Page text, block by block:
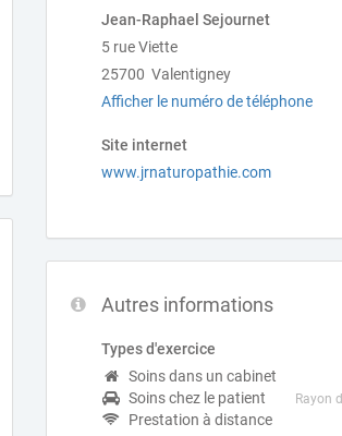
Jean-Raphael Sejournet
5 rue Viette
25700 Valentigney
Afficher le numéro de téléphone
Site internet
www.jrnaturopathie.com
Autres informations
Types d'exercice
Soins dans un cabinet
Soins chez le patient
Rayon
Prestation à distance